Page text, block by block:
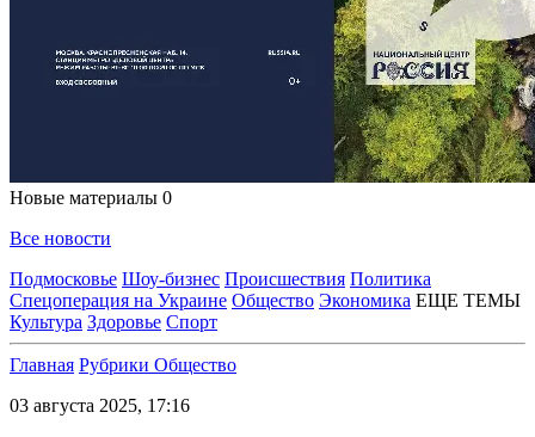
Новые материалы 0
Все новости
Подмосковье Шоу-бизнес Происшествия Политика
Спецоперация на Украине Общество Экономика ЕЩЕ ТЕМЫ
Культура Здоровье Спорт
Главная Рубрики Общество
03 августа 2025, 17:16